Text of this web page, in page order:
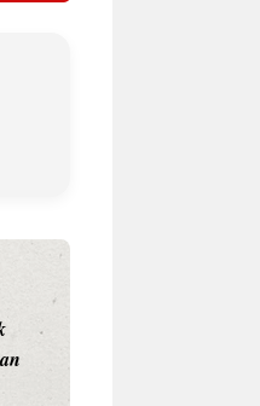
NEWS TNG– Siapa sangka,
nama besar di dunia hiburan,